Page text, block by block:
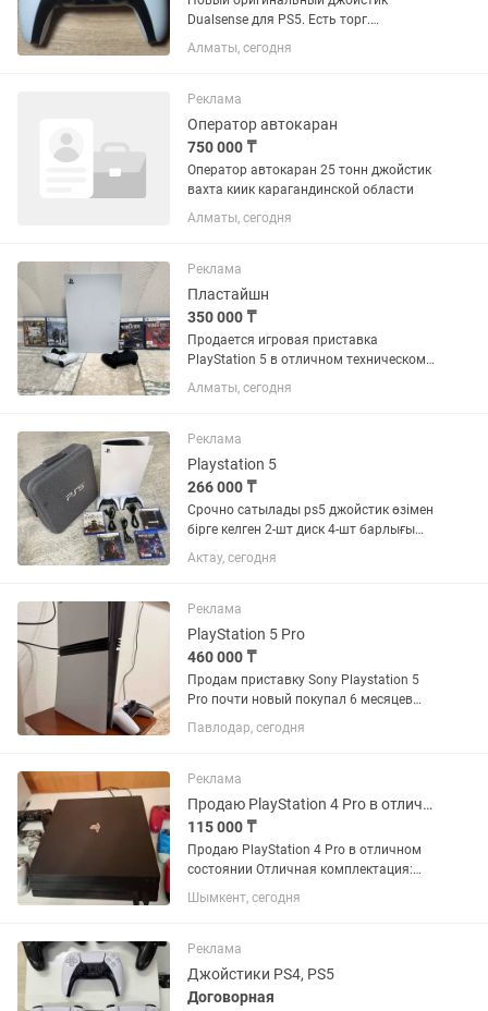
Dualsense для PS5. Есть торг.
Джойстиком не пользовались,
абсолютно новый. Есть 4 таких. Любые
Алматы, сегодня
Реклама
Оператор автокаран
750 000 ₸
Оператор автокаран 25 тонн джойстик
вахта киик карагандинской области
Алматы, сегодня
Реклама
Пластайшн
350 000 ₸
Продается игровая приставка
PlayStation 5 в отличном техническом
и внешнем состоянии. Использовалась
аккуратно, работает без нареканий. В
оригинальный беспроводной
геймпад...
Алматы, сегодня
Реклама
Playstation 5
266 000 ₸
Срочно сатылады ps5 джойстик өзімен
бірге келген 2-шт диск 4-шт барлығы
бірге сумкасы карапкасы бар .
Актау, сегодня
Реклама
PlayStation 5 Pro
460 000 ₸
Продам приставку Sony Playstation 5
Pro почти новый покупал 6 месяцев
назад. 2 Тб памяти, один геймпад,
подписка Delux на год. тянет любые
если у вас тв поддерживает...
Павлодар, сегодня
Реклама
Продаю PlayStation 4 Pro в отличном состоянии
115 000 ₸
Продаю PlayStation 4 Pro в отличном
состоянии Отличная комплектация:
PS4 Pro (1 ТБ) 6 геймпадов — 4
оригинальных DualShock 4 + 2 реплики
Шымкент, сегодня
Реклама
Джойстики PS4, PS5
Договорная